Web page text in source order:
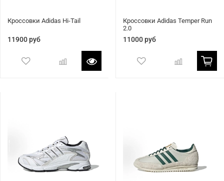
Кроссовки Adidas Hi-Tail
11900 руб
Кроссовки Adidas Temper Run
2.0
11000 руб